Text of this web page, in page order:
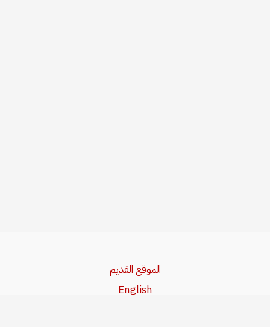
الموقع القديم
English